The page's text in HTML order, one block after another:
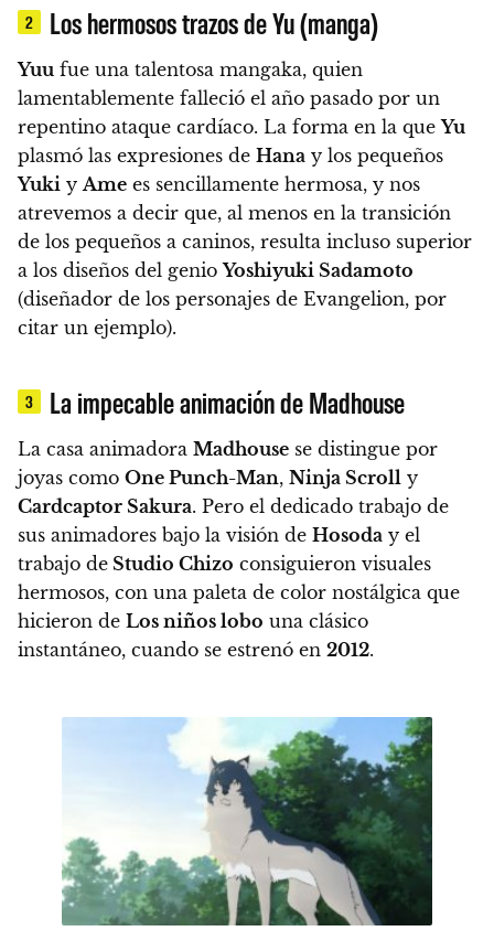
2 Los hermosos trazos de Yu (manga)
Yuu fue una talentosa mangaka, quien
lamentablemente falleció el año pasado por un
repentino ataque cardíaco. La forma en la queYu
plasmó las expresiones de Hana y los pequeños
Yuki y Ame es sencillamente hermosa, y nos
atrevemos a decir que, al menos en la transición
de los pequeños a caninos, resulta incluso superior
a los diseños del genioYoshiyuki Sadamoto
(diseñador de los personajes de Evangelion, por
citar un ejemplo).
3 La impecable animación de Madhouse
La casa animadora Madhouse se distingue por
joyas como One Punch-Man, Ninja Scroll y
Cardcaptor Sakura. Pero el dedicado trabajo de
sus animadores bajo la visión de Hosoda y el
trabajo de Studio Chizo consiguieron visuales
hermosos, con una paleta de color nostálgica que
hicieron de Los niños lobo una clásico
instantáneo, cuando se estrenó en 2012.